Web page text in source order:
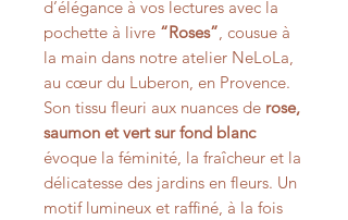
d’élégance à vos lectures avec la
pochette à livre “Roses”, cousue à
la main dans notre atelier NeLoLa,
au cœur du Luberon, en Provence.
Son tissu fleuri aux nuances de rose,
saumon et vert sur fond blanc
évoque la féminité, la fraîcheur et la
délicatesse des jardins en fleurs. Un
motif lumineux et raffiné, à la fois